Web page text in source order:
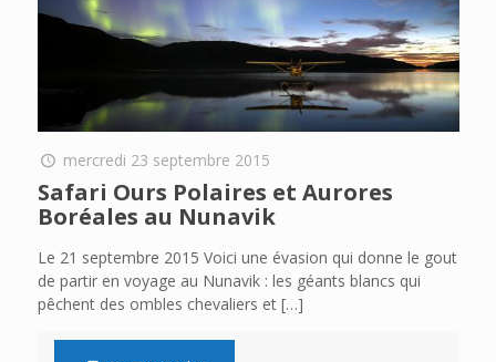
mercredi 23 septembre 2015
Safari Ours Polaires et Aurores
Boréales au Nunavik
Le 21 septembre 2015 Voici une évasion qui donne le gout
de partir en voyage au Nunavik : les géants blancs qui
pêchent des ombles chevaliers et[…]